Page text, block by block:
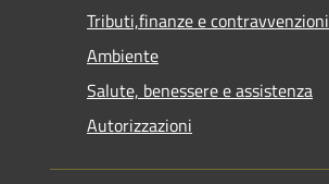
Tributi,finanze e contravvenzioni
Ambiente
Salute, benessere e assistenza
Autorizzazioni